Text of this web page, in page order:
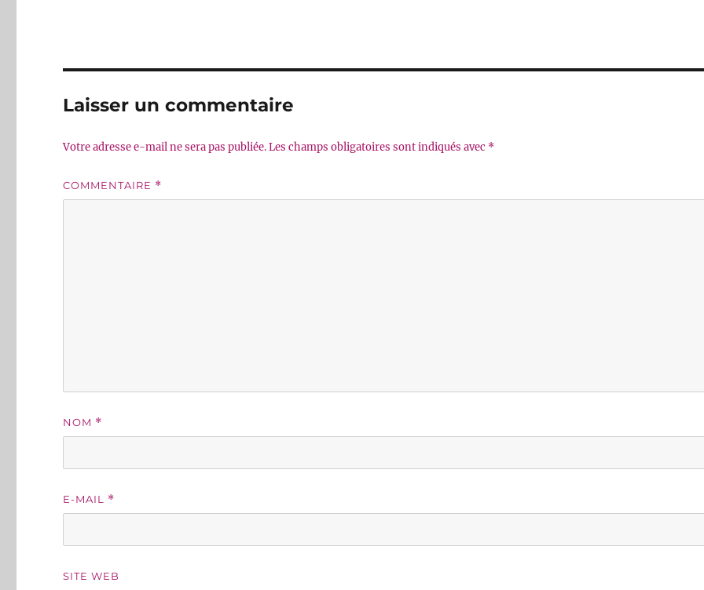
Laisser un commentaire
Votre adresse e-mail ne sera pas publiée.Les champs obligatoires sont indiqués avec *
COMMENTAIRE *
NOM *
E-MAIL *
SITE WEB